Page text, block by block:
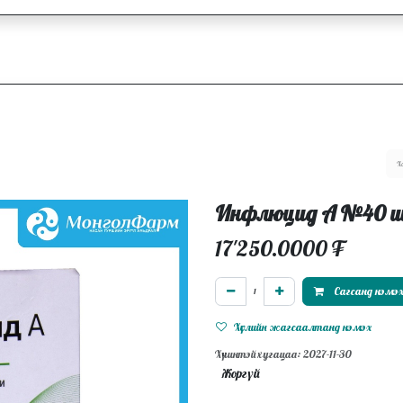
Инфлюцид А №40
17'250.0000₮
Сагсанд нэмэх
Хүслийн жагсаалтанд нэмэх
Хүчинтэй хугацаа: 2027-11-30
Жоргүй